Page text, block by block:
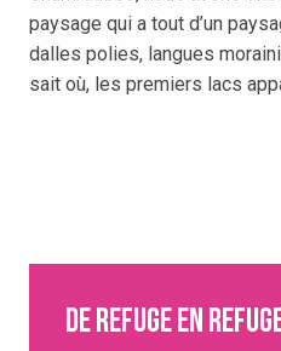
paysage qui a tout d’un
dalles polies, langues
sait où, les premiers lacs
De refuge en